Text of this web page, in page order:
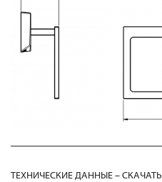
ТЕХНИЧЕСКИЕ ДАННЫЕ – СКАЧАТЬ